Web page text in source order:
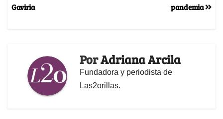
pandemia
Gaviria
PorAdriana Arcila
Fundadora y periodista de
Las2orillas.